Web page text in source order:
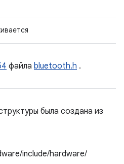
файла bluetooth.h .
была создана из
include/hardware/